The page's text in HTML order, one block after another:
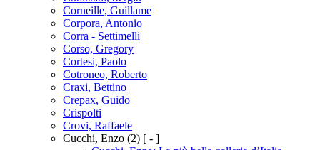
Corneille, Guillame
Corpora, Antonio
Corra - Settimelli
Corso, Gregory
Cortesi, Paolo
Cotroneo, Roberto
Craxi, Bettino
Crepax, Guido
Crispolti
Crovi, Raffaele
Cucchi, Enzo (2) [ - ]